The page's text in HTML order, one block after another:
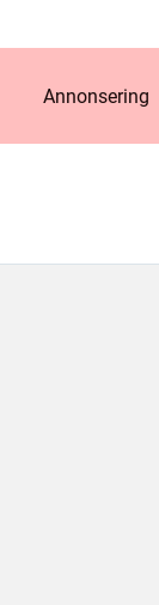
Annonsering